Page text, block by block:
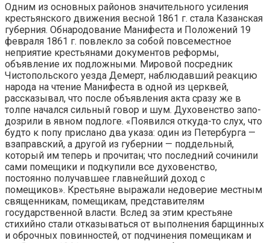
Одним из основных районов значительного усиления
крестьянского дви­жения весной 1861 г. стала Казанская
губерния. Обнародование Манифеста и Положений 19
февраля 1861 г. повлекло за собой повсеместное
неприя­тие крестьянами документов реформы,
объявление их подложными. Мировой посредник
Чистопольского уезда Демерт, наблюдавший реакцию
народа на чтение Манифеста в одной из церквей,
рассказывал, что после объявления акта сразу же в
толпе начался сильный говор и шум. Духовенство запо­
дозрили в явном подлоге. «Появился откуда-то слух, что
будто к попу прислано два указа: один из Петербурга —
взаправский, а другой из гу­бернии — поддельный,
который им теперь и прочитан; что последний сочи­нили
сами помещики и подкупили все духовенство,
постоянно получавшее главнейший доход с
помещиков». Крестьяне выражали недоверие местным
священникам, помещикам, представителям
государственной власти. Вслед за этим крестьяне
стихийно стали отказываться от выполнения барщинных
и оброчных повинностей, от подчинения помещикам и